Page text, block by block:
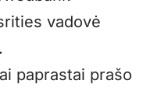
vadovė
paprastai prašo